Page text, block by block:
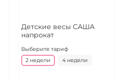
Детские весы САША
напрокат
Выберите тариф
2 недели
4 недели